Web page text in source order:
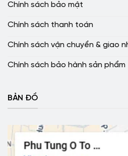
Chính sách bảo mật
Chính sách thanh toán
Chính sách vận chuyển & giao
Chính sách bảo hành sản phẩm
BẢN ĐỒ